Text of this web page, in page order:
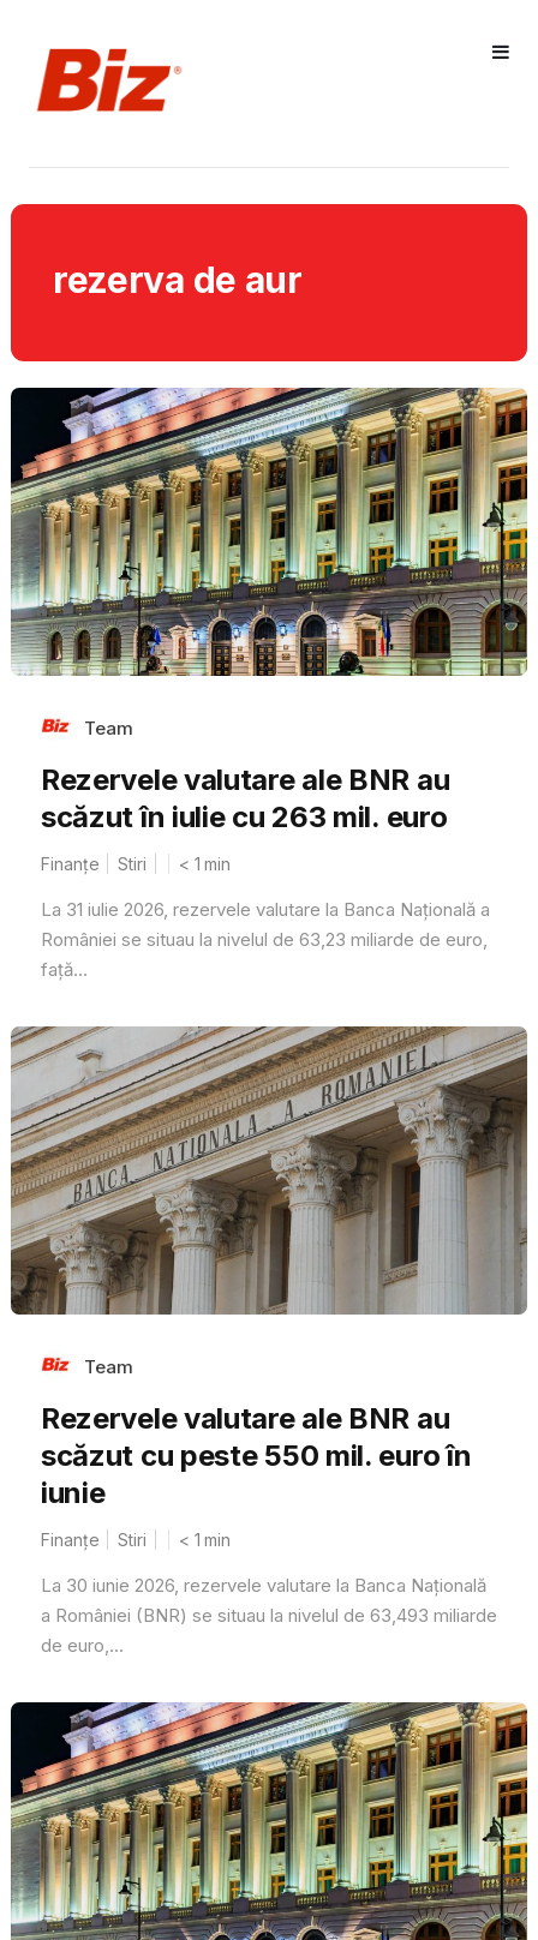
rezerva de aur
Team
Rezervele valutare ale BNR au
scăzut în iulie cu 263 mil. euro
Finanțe Stiri < 1 min
La 31 iulie 2026, rezervele valutare la Banca Națională a
României se situau la nivelul de 63,23 miliarde de euro,
față...
Team
Rezervele valutare ale BNR au
scăzut cu peste 550 mil. euro în
iunie
Finanțe Stiri < 1 min
La 30 iunie 2026, rezervele valutare la Banca Națională
a României (BNR) se situau la nivelul de 63,493 miliarde
de euro,...